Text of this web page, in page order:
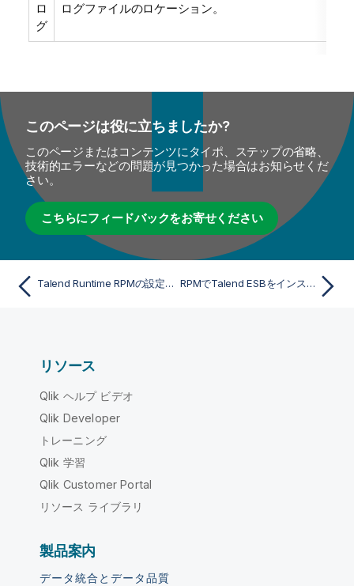
ロ
グ
ログファイルのロケーション。
このページは役に立ちましたか?
このページまたはコンテンツにタイポ、ステップの省略、
技術的エラーなどの問題が見つかった場合はお知らせくだ
さい。
こちらにフィードバックをお寄せください
Talend Runtime RPMの設定パラメーター RPMでTalend ESBをインストールして設定
リソース
Qlik ヘルプ ビデオ
Qlik Developer
トレーニング
Qlik 学習
Qlik Customer Portal
リソース ライブラリ
製品案内
データ統合とデータ品質